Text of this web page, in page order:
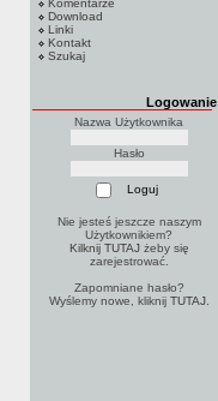
Komentarze
Download
Linki
Kontakt
Szukaj
Logowanie
Nazwa Użytkownika
Hasło
Nie jesteś jeszcze naszym
Użytkownikiem?
Kilknij TUTAJżeby się
zarejestrować.
Zapomniane hasło?
Wyślemy nowe, kliknij TUTAJ.